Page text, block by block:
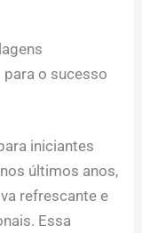
o sucesso
iniciantes
últimos anos,
refrescante e
Essa